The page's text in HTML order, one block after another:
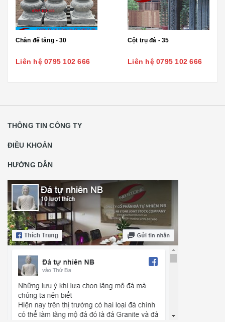
Chân đế tảng - 30
Liên hệ 0795 102 666
Cột trụ đá - 35
Liên hệ 0795 102 666
THÔNG TIN CÔNG TY
ĐIỀU KHOẢN
HƯỚNG DẪN